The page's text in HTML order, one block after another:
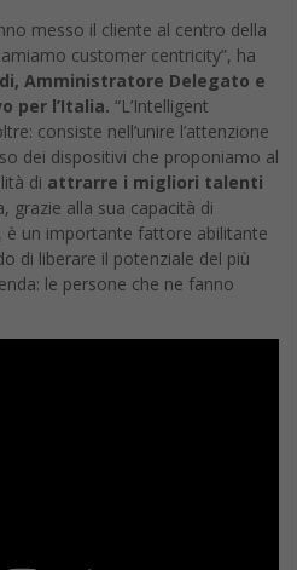
messo il cliente al centro della
customer centricity”, ha
Amministratore Delegato e
per l’Italia. “L’Intelligent
consiste nell’unire l’attenzione
dei dispositivi che proponiamo al
di attrarre i migliori talenti
grazie alla sua capacità di
è un importante fattore abilitante
di liberare il potenziale del più
le persone che ne fanno